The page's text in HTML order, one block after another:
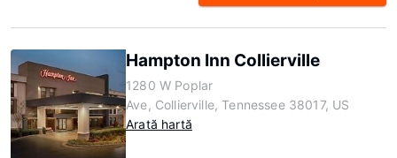
Hampton Inn Collierville
1280 W Poplar
Ave, Collierville, Tennessee 38017, US
Arată hartă